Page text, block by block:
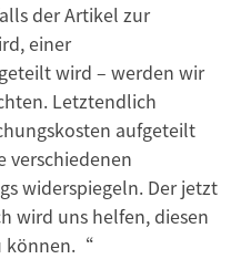
der Artikel zur
einer
wird – werden wir
Letztendlich
aufgeteilt
verschiedenen
widerspiegeln. Der jetzt
wird uns helfen, diesen
können.“